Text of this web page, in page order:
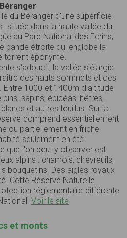
du Béranger d'une superficie
située dans la haute vallée du
au Parc National des Ecrins,
bande étroite qui englobe la
torrent éponyme.
s'adoucit, la vallée s'élargie
des hauts sommets et des
Entre 1000 et 1400m d'altitude
sapins, épicéas, hêtres,
et autres feuillus. Sur la
comprend essentiellement
ou partiellement en friche
seulement en été.
que l'on peut y observer est
alpins : chamois, chevreuils,
bouquetins. Des aigles royaux
Cette Réserve Naturelle
réglementaire différente
Voir le site
et monts